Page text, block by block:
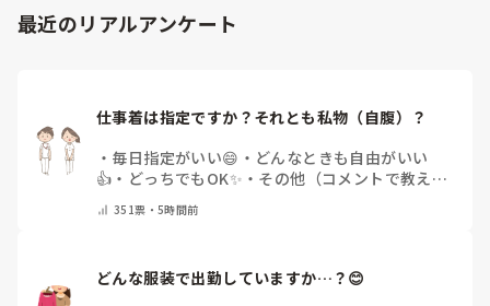
最近のリアルアンケート
仕事着は指定ですか？それとも私物（自腹）？
・ 毎日指定がいい😄 ・ どんなときも自由がいい
👍 ・ どっちでもOK✨ ・ その他（コメントで教えて
ください）
351票・5時間前
どんな服装で出勤していますか…？😊